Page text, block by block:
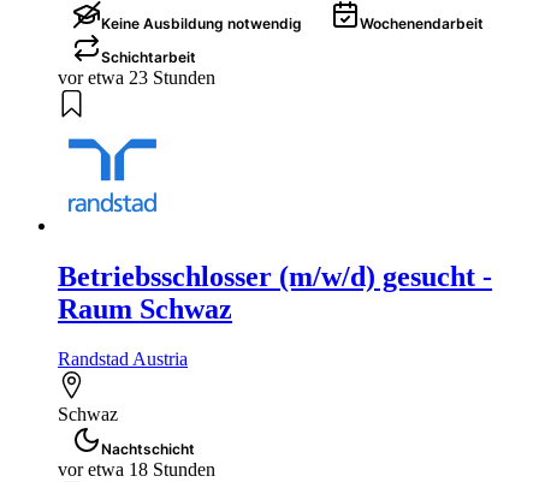
Keine Ausbildung notwendig
Wochenendarbeit
Schichtarbeit
vor etwa 23 Stunden
Betriebsschlosser (m/w/d) gesucht -
Raum Schwaz
Randstad Austria
Schwaz
Nachtschicht
vor etwa 18 Stunden